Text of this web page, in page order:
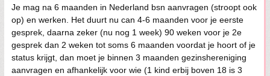
Je mag na 6 maanden in Nederland bsn aanvragen (stroopt ook
op) en werken. Het duurt nu can 4-6 maanden voor je eerste
gesprek, daarna zeker (nu nog 1 week) 90 weken voor je 2e
gesprek dan 2 weken tot soms 6 maanden voordat je hoort of je
status krijgt, dan moet je binnen 3 maanden gezinshereniging
aanvragen en afhankelijk voor wie (1 kind erbij boven 18 is 3